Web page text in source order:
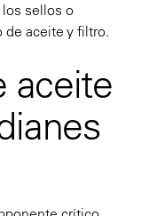
sellos o
de aceite y filtro.
aceite